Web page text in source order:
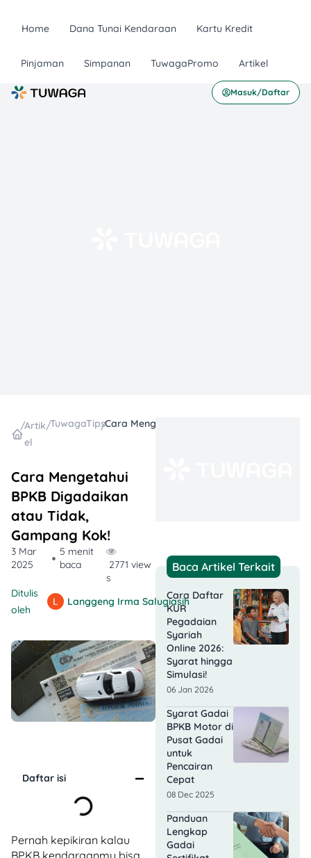
Home Dana Tunai Kendaraan Kartu Kredit
Pinjaman Simpanan TuwagaPromo Artikel
Masuk/Daftar
/Artik
el
/TuwagaTips
/
Cara Mengetahui
BPKB Digadaikan
atau Tidak,
Gampang Kok!
3 Mar
2025
5 menit
baca
2771 view
s
Ditulis
oleh
Langgeng Irma Salugiasih
Daftar isi
Pernah kepikiran kalau
Baca Artikel Terkait
Cara Daftar
KUR
Pegadaian
Syariah
Online 2026:
Syarat hingga
Simulasi!
06 Jan 2026
Syarat Gadai
BPKB Motor di
Pusat Gadai
untuk
Pencairan
Cepat
08 Dec 2025
Panduan
Lengkap
Gadai